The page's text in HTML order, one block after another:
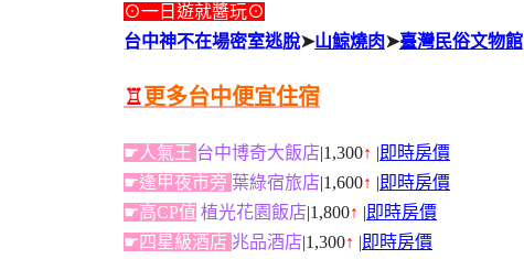
⊙一日遊就醬玩⊙
台中神不在場密室逃脫➤山鯨燒肉➤臺灣民俗文物館
♖更多台中便宜住宿
☛人氣王 台中博奇大飯店 |1,300↑ 即時房價
☛逢甲夜市旁 葉綠宿旅店 |1,600↑ 即時房價
☛高CP值 植光花園飯店 |1,800↑ 即時房價
☛四星級酒店 兆品酒店 |1,300↑ 即時房價